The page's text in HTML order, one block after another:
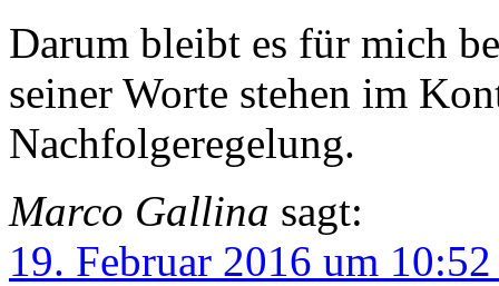
Darum bleibt es für mich
seiner Worte stehen im
Nachfolgeregelung.
Marco Gallina sagt:
19. Februar 2016 um